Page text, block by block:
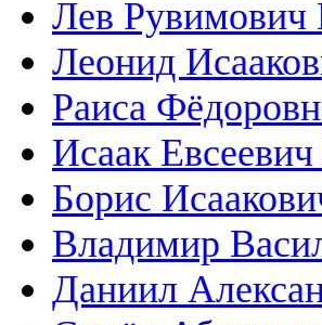
Лев Рувимович
Леонид
Раиса
Исаак
Борис
Владимир
Даниил